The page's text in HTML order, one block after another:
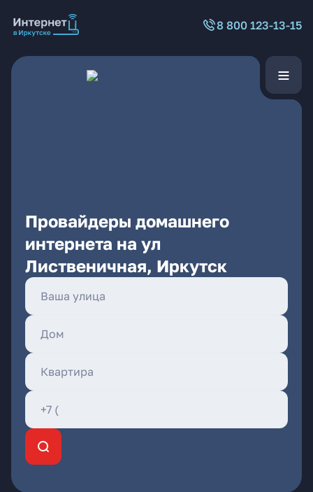
8 800 123-13-15
Провайдеры домашнего
интернета на ул
Лиственичная, Иркутск